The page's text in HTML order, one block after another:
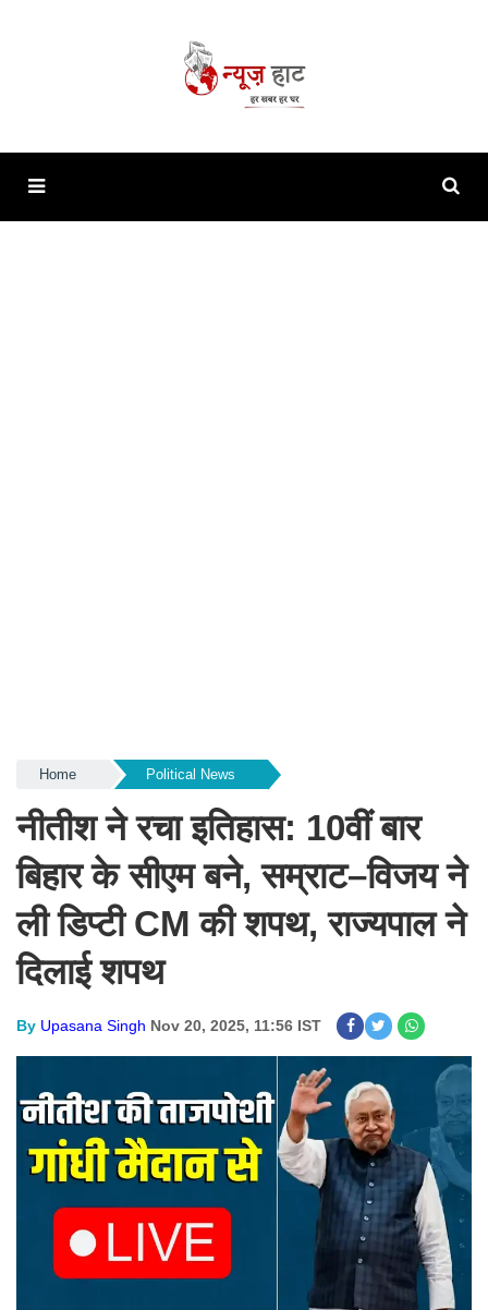
Home Political News
नीतीश ने रचा इतिहास: 10वीं बार
बिहार के सीएम बने, सम्राट–विजय ने
ली डिप्टी CM की शपथ, राज्यपाल ने
दिलाई शपथ
By Upasana Singh Nov 20, 2025, 11:56 IST